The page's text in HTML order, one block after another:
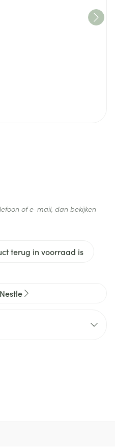
terug in voorraad is
of e-mail, dan bekijken